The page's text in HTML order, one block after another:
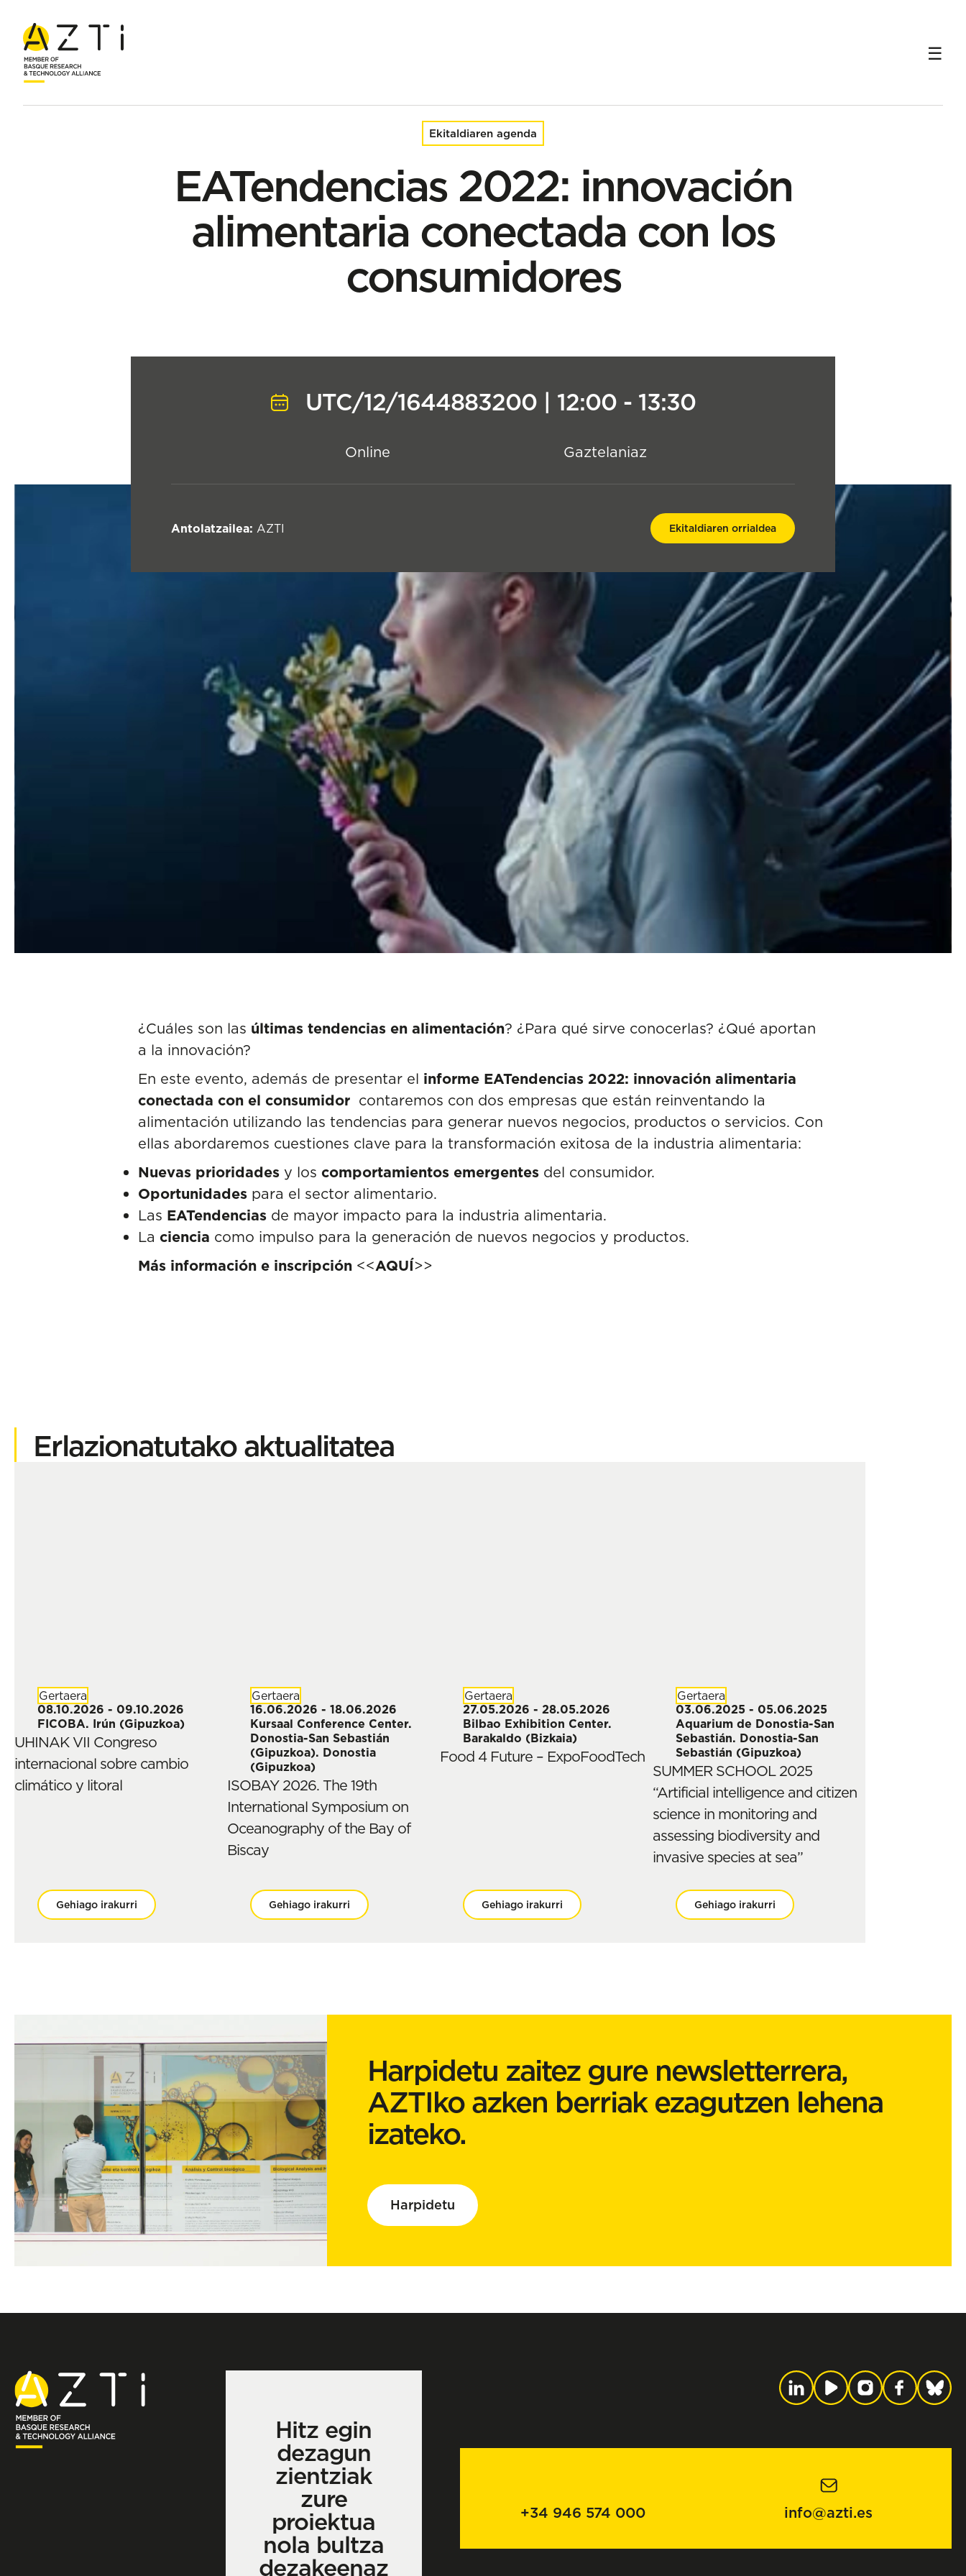
Hasiera Gertaerak EATendencias 2022: innovación alimentaria conectada con los consumidores
Ekitaldiaren agenda
EATendencias 2022: innovación
alimentaria conectada con los
consumidores
UTC/12/1644883200 | 12:00 - 13:30
Online Gaztelaniaz
Antolatzailea: AZTI Ekitaldiaren orrialdea
¿Cuáles son las últimas tendencias en alimentación? ¿Para qué sirve conocerlas? ¿Qué aportan
a la innovación?
En este evento, además de presentar el informe EATendencias 2022: innovación alimentaria
conectada con el consumidor contaremos con dos empresas que están reinventando la
alimentación utilizando las tendencias para generar nuevos negocios, productos o servicios. Con
ellas abordaremos cuestiones clave para la transformación exitosa de la industria alimentaria:
Nuevas prioridades y los comportamientos emergentes del consumidor.
Oportunidades para el sector alimentario.
Las EATendencias de mayor impacto para la industria alimentaria.
La ciencia como impulso para la generación de nuevos negocios y productos.
Más información e inscripción <<AQUÍ>>
Erlazionatutako aktualitatea
Gertaera
08.10.2026 - 09.10.2026
FICOBA. Irún (Gipuzkoa)
UHINAK VII Congreso
internacional sobre cambio
climático y litoral
Gehiago irakurri
Gertaera
16.06.2026 - 18.06.2026
Kursaal Conference Center.
Donostia-San Sebastián
(Gipuzkoa). Donostia
(Gipuzkoa)
ISOBAY 2026. The 19th
International Symposium on
Oceanography of the Bay of
Biscay
Gehiago irakurri
Gertaera
27.05.2026 - 28.05.2026
Bilbao Exhibition Center.
Barakaldo (Bizkaia)
Food 4 Future – ExpoFoodTech
Gehiago irakurri
Gertaera
03.06.2025 - 05.06.2025
Aquarium de Donostia-San
Sebastián. Donostia-San
Sebastián (Gipuzkoa)
SUMMER SCHOOL 2025
“Artificial intelligence and citizen
science in monitoring and
assessing biodiversity and
invasive species at sea”
Gehiago irakurri
Harpidetu zaitez gure newsletterrera,
AZTIko azken berriak ezagutzen lehena
izateko.
Harpidetu
Hitz egin
dezagun
zientziak
zure
proiektua
nola bultza
dezakeenaz
+34 946 574 000 info@azti.es